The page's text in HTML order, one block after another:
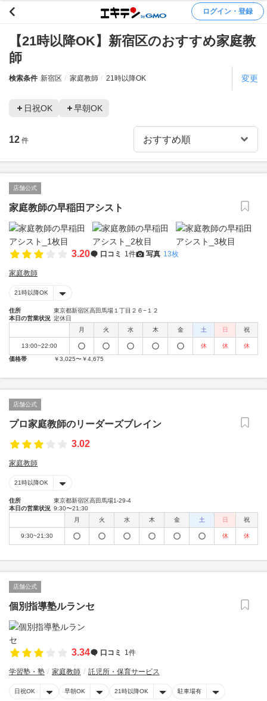
ログイン・登録
【21時以降OK】新宿区のおすすめ家庭教
師
検索条件 新宿区 家庭教師 21時以降OK 変更
日祝OK 早朝OK
12 件
店舗公式
家庭教師の早稲田アシスト
3.20 口コミ 1件 写真 13枚
家庭教師
21時以降OK
住所
東京都新宿区高田馬場１丁目２６−１２
本日の営業状況 定休日
月
火 水 木 金 土 日 祝
13:00~22:00 休 休
休
価格帯
￥3,025〜￥4,675
店舗公式
プロ家庭教師のリーダーズブレイン
3.02
家庭教師
21時以降OK
住所
東京都新宿区高田馬場1-29-4
本日の営業状況 9:30〜21:30
月
火 水 木 金 土 日 祝
9:30~21:30 休 休
店舗公式
個別指導塾ルランセ
3.34 口コミ 1件
学習塾・塾 家庭教師 託児所・保育サービス
日祝OK 早朝OK 21時以降OK 駐車場有